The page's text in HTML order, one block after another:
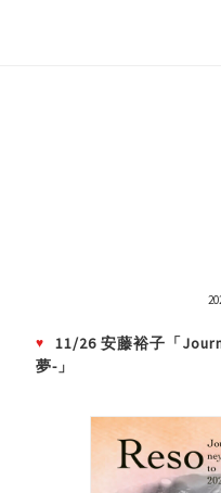
11/26 安藤裕子「
夢-」